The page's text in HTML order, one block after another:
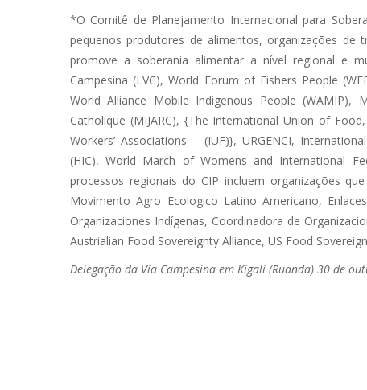
*O Comitê de Planejamento Internacional para
pequenos produtores de alimentos, organizações
promove a soberania alimentar a nível regional e
Campesina (LVC), World Forum of Fishers People
World Alliance Mobile Indigenous People (WAMIP),
Catholique (MIJARC), {The International Union of
Workers’ Associations – (IUF)}, URGENCI,
(HIC), World March of Womens and International
processos regionais do CIP incluem organizações
Movimento Agro Ecologico Latino Americano,
Organizaciones Indígenas, Coordinadora de
Austrialian Food Sovereignty Alliance, US Food
Delegação da Via Campesina em Kigali (Ruanda) 30 de